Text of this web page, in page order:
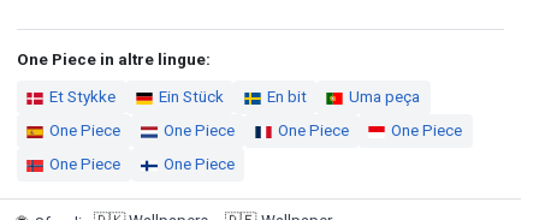
One Piece in altre lingue:
Et Stykke Ein Stück En bit
Uma peça
One Piece
One Piece One Piece
One Piece
One Piece
One Piece